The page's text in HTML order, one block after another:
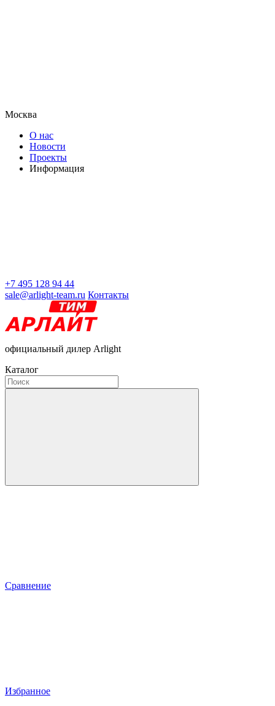
Москва
О нас
Новости
Проекты
Информация
+7 495 128 94 44
sale@arlight-team.ru Контакты
официальный дилер Arlight
Каталог
Сравнение
Избранное